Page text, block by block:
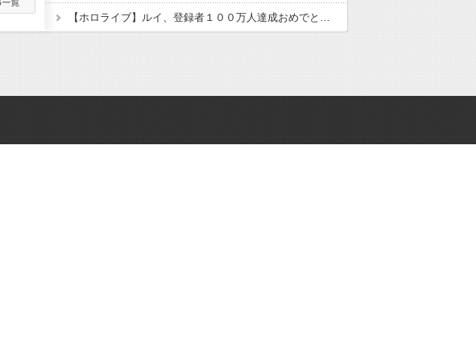
【ホロライブ】ルイ、登録者１００万人達成おめでとう！！